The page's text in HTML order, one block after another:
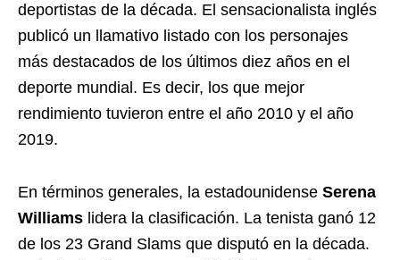
deportistas de la década. El sensacionalista inglés
publicó un llamativo listado con los personajes
más destacados de los últimos diez años en el
deporte mundial. Es decir, los que mejor
rendimiento tuvieron entre el año 2010 y el año
2019.
En términos generales, la estadounidense Serena
Williams lidera la clasificación. La tenista ganó 12
de los 23 Grand Slams que disputó en la década.